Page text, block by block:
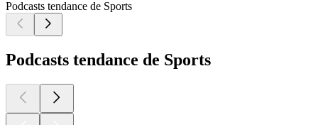
Podcasts tendance de Sports
Podcasts tendance de Sports